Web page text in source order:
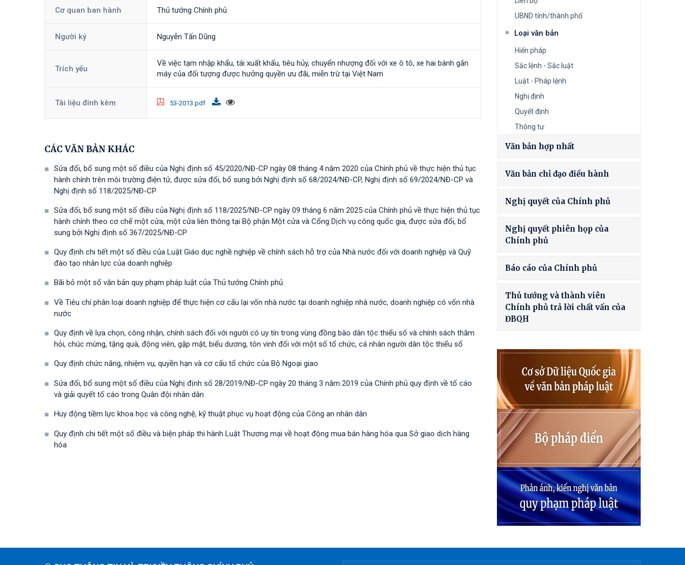
Cơ quan ban hành Thủ tướng Chính phủ
Người ký Nguyễn Tấn Dũng
Trích yếu
Về việc tạm nhập khẩu, tái xuất khẩu, tiêu hủy, chuyển nhượng đối với xe ô tô, xe hai bánh gắn
máy của đối tượng được hưởng quyền ưu đãi, miễn trừ tại Việt Nam
Tài liệu đính kèm 53-2013.pdf
CÁC VĂN BẢN KHÁC
Sửa đổi, bổ sung một số điều của Nghị định số 45/2020/NĐ-CP ngày 08 tháng 4 năm 2020 của Chính phủ về thực hiện thủ tục
hành chính trên môi trường điện tử, được sửa đổi, bổ sung bởi Nghị định số 68/2024/NĐ-CP, Nghị định số 69/2024/NĐ-CP và
Nghị định số 118/2025/NĐ-СР
Sửa đổi, bổ sung một số điều của Nghị định số 118/2025/NĐ-CP ngày 09 tháng 6 năm 2025 của Chính phủ về thực hiện thủ tục
hành chính theo cơ chế một cửa, một cửa liên thông tại Bộ phận Một cửa và Cổng Dịch vụ công quốc gia, được sửa đổi, bổ
sung bởi Nghị định số 367/2025/NĐ-СР
Quy định chi tiết một số điều của Luật Giáo dục nghề nghiệp về chính sách hỗ trợ của Nhà nước đối với doanh nghiệp và Quỹ
đào tạo nhân lực của doanh nghiệp
Bãi bỏ một số văn bản quy phạm pháp luật của Thủ tướng Chính phủ
Về Tiêu chí phân loại doanh nghiệp để thực hiện cơ cấu lại vốn nhà nước tại doanh nghiệp nhà nước, doanh nghiệp có vốn nhà
nước
Quy định về lựa chọn, công nhận, chính sách đối với người có uy tín trong vùng đồng bào dân tộc thiểu số và chính sách thăm
hỏi, chúc mừng, tặng quà, động viên, gặp mặt, biểu dương, tôn vinh đối với một số tổ chức, cá nhân người dân tộc thiểu số
Quy định chức năng, nhiệm vụ, quyền hạn và cơ cấu tổ chức của Bộ Ngoại giao
Sửa đổi, bổ sung một số điều của Nghị định số 28/2019/NĐ-CР ngày 20 tháng 3 năm 2019 của Chính phủ quy định về tố cáo
và giải quyết tố cáo trong Quân đội nhân dân
Huy động tiềm lực khoa học và công nghệ, kỹ thuật phục vụ hoạt động của Công an nhân dân
Quy định chi tiết một số điều và biện pháp thi hành Luật Thương mại về hoạt động mua bán hàng hóa qua Sở giao dịch hàng
hóa
UBND tỉnh/thành phố
Loại văn bản
Hiến pháp
Sắc lệnh - Sắc luật
Luật - Pháp lệnh
Nghị định
Quyết định
Thông tư
Văn bản hợp nhất
Văn bản chỉ đạo điều hành
Nghị quyết của Chính phủ
Nghị quyết phiên họp của
Chính phủ
Báo cáo của Chính phủ
Thủ tướng và thành viên
Chính phủ trả lời chất vấn của
ĐBQH